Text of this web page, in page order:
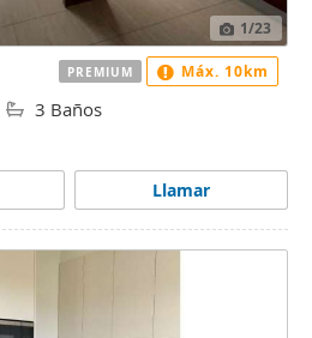
1/23
3 Baños
Llamar
PREMIUM Máx. 10km